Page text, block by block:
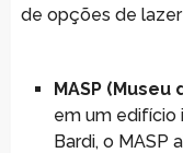
de opções de
MASP
em um edifício
Bardi, o MASP